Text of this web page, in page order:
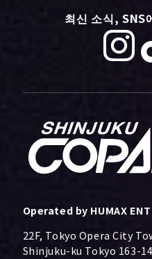
최신 소식, SNS
Operated by HUMAX
22F, Tokyo Opera City
Shinjuku-ku Tokyo 163-